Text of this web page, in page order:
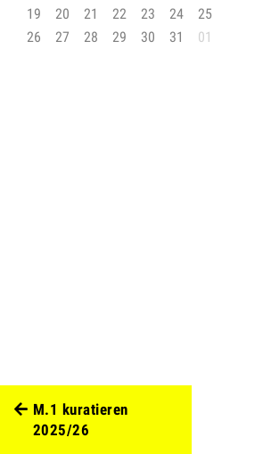
19
20 21 22 23 24
25
26
27 28 29 30 31 01
M.1 kuratieren
2025/26